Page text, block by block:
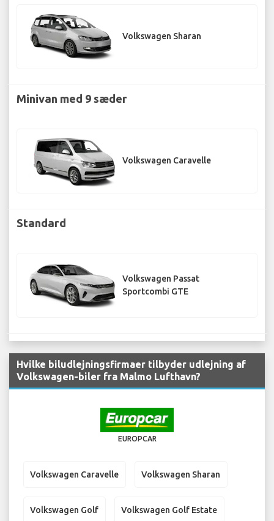
Volkswagen Sharan
Minivan med 9 sæder
Volkswagen Caravelle
Standard
Volkswagen Passat
Sportcombi GTE
Hvilke biludlejningsfirmaer tilbyder udlejning af
Volkswagen-biler fra Malmo Lufthavn?
EUROPCAR
Volkswagen Caravelle Volkswagen Sharan
Volkswagen Golf Volkswagen Golf Estate